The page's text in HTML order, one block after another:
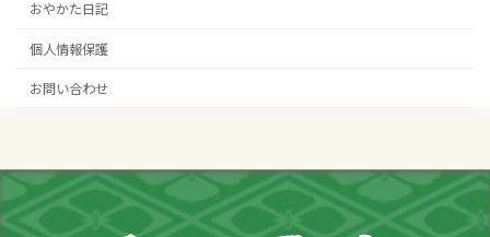
おやかた日記
個人情報保護
お問い合わせ